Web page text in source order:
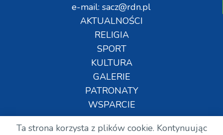
e-mail: sacz@rdn.pl
AKTUALNOŚCI
RELIGIA
SPORT
KULTURA
GALERIE
PATRONATY
WSPARCIE
Ta strona korzysta z plików cookie. Kontynuując